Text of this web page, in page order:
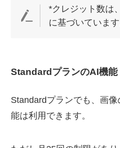
*クレジット数は
に基づいています
StandardプランのAI機能
Standardプランでも、画
能は利用できます。